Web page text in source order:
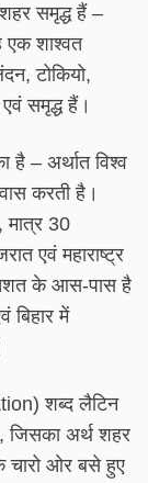
समृद्ध हैं –
एक शाश्वत
टोकियो,
समृद्ध हैं।
– अर्थात विश्व
करती है।
30
एवं महाराष्ट्र
के आस-पास है
में
शब्द लैटिन
जिसका अर्थ शहर
चारो ओर बसे हुए